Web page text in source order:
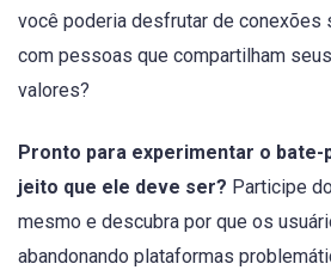
você poderia desfrutar de conexões
com pessoas que compartilham
valores?
Pronto para experimentar o bate-
jeito que ele deve ser? Participe
mesmo e descubra por que os
abandonando plataformas